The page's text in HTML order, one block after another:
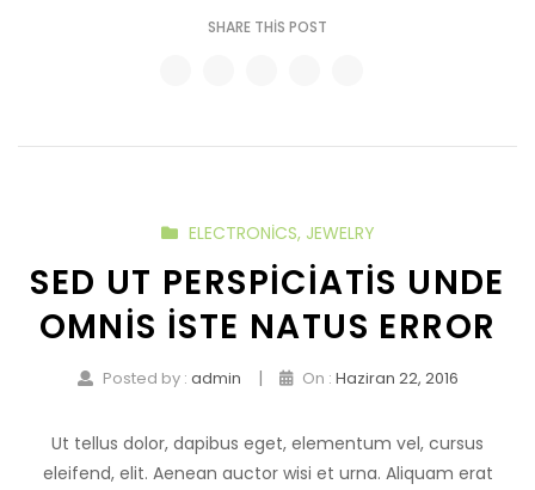
SHARE THIS POST
ELECTRONICS, JEWELRY
SED UT PERSPICIATIS UNDE
OMNIS ISTE NATUS ERROR
Posted by : admin | On : Haziran 22, 2016
Ut tellus dolor, dapibus eget, elementum vel, cursus
eleifend, elit. Aenean auctor wisi et urna. Aliquam erat